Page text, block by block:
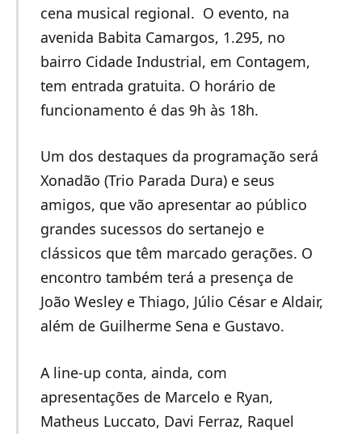
cena musical regional. O evento, na
avenida Babita Camargos, 1.295, no
bairro Cidade Industrial, em Contagem,
tem entrada gratuita. O horário de
funcionamento é das 9h às 18h.
Um dos destaques da programação será
Xonadão (Trio Parada Dura) e seus
amigos, que vão apresentar ao público
grandes sucessos do sertanejo e
clássicos que têm marcado gerações. O
encontro também terá a presença de
João Wesley e Thiago, Júlio César e Aldair,
além de Guilherme Sena e Gustavo.
A line-up conta, ainda, com
apresentações de Marcelo e Ryan,
Matheus Luccato, Davi Ferraz, Raquel